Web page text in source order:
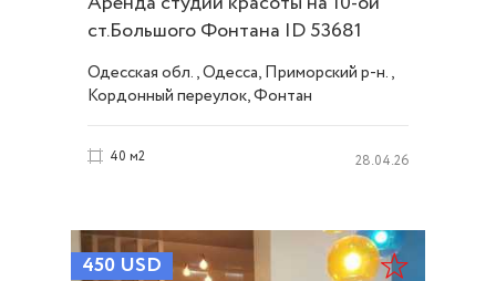
ст.Большого Фонтана ID 53681
Одесская обл., Одесса, Приморский р-н.,
Кордонный переулок, Фонтан
40 м2 28.04.26
450 USD